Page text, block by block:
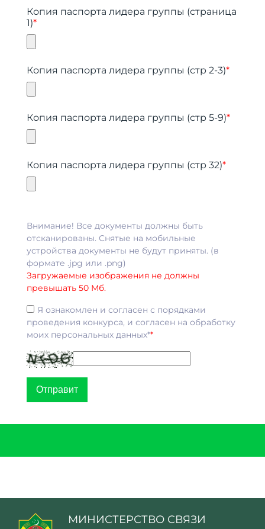
Копия паспорта лидера группы (страница
1)*
Копия паспорта лидера группы (стр 2-3)*
Копия паспорта лидера группы (стр 5-9)*
Копия паспорта лидера группы (стр 32)*
Внимание! Все документы должны быть
отсканированы. Снятые на мобильные
устройства документы не будут приняты. (в
формате .jpg или .png)
Загружаемые изображения не должны
превышать 50 Мб.
Я ознакомлен и согласен с порядками
проведения конкурса, и согласен на обработку
моих персональных данных**
Отправит
МИНИСТЕРСТВО СВЯЗИ